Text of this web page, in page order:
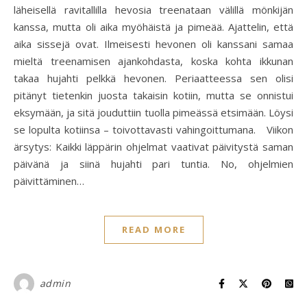
läheisellä ravitallilla hevosia treenataan välillä mönkijän
kanssa, mutta oli aika myöhäistä ja pimeää. Ajattelin, että
aika sissejä ovat. Ilmeisesti hevonen oli kanssani samaa
mieltä treenamisen ajankohdasta, koska kohta ikkunan
takaa hujahti pelkkä hevonen. Periaatteessa sen olisi
pitänyt tietenkin juosta takaisin kotiin, mutta se onnistui
eksymään, ja sitä jouduttiin tuolla pimeässä etsimään. Löysi
se lopulta kotiinsa – toivottavasti vahingoittumana. Viikon
ärsytys: Kaikki läppärin ohjelmat vaativat päivitystä saman
päivänä ja siinä hujahti pari tuntia. No, ohjelmien
päivittäminen…
READ MORE
admin